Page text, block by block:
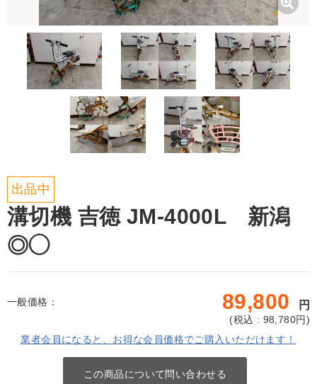
出品中
溝切機 吉徳 JM-4000L 新潟
◎◯
一般価格： 89,800 円
(税込 : 98,780円)
業者会員になると、お得な会員価格でご購入いただけます！
この商品について問い合わせる